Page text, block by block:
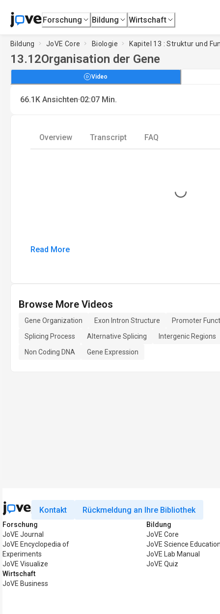
Forschung Bildung Wirtschaft
Bildung JoVE Core Biologie Kapitel 13 : Struktur und
13.12Organisation der Gene
Video
66.1K Ansichten·02:07 Min.
Overview Transcript FAQ
Loading...
Read More
Browse More Videos
Gene Organization Exon Intron Structure
Promoter
Splicing Process
Alternative Splicing
Intergenic Regions
Non Coding DNA
Gene Expression
Kontakt Rückmeldung an Ihre Bibliothek
Forschung
JoVE Journal
JoVE Encyclopedia of
Experiments
JoVE Visualize
Wirtschaft
JoVE Business
Bildung
JoVE Core
JoVE Science
JoVE Lab Manual
JoVE Quiz